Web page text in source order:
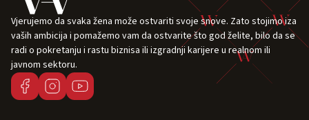
Vjerujemo da svaka žena može ostvariti svoje snove. Zato stojimo iza
vaših ambicija i pomažemo vam da ostvarite što god želite, bilo da se
radi o pokretanju i rastu biznisa ili izgradnji karijere u realnom ili
javnom sektoru.